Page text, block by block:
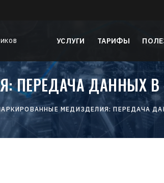
УСЛУГИ ТАРИФЫ
ПЕРЕДАЧА ДАННЫХ В
МЕДИЗДЕЛИЯ: ПЕРЕДАЧА